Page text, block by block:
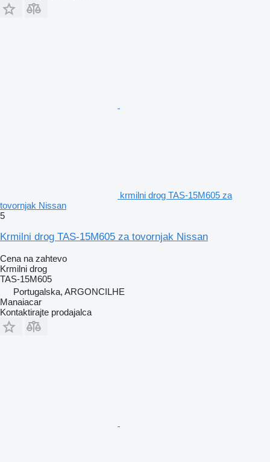
krmilni drog TAS-15M605 za
tovornjak Nissan
5
Krmilni drog TAS-15M605 za tovornjak Nissan
Cena na zahtevo
Krmilni drog
TAS-15M605
Portugalska, ARGONCILHE
Manaiacar
Kontaktirajte prodajalca